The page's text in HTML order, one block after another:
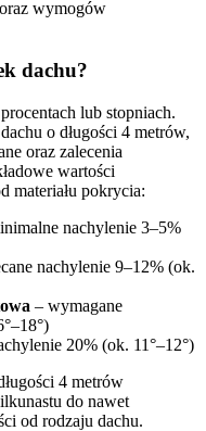
wymogów
dachu?
lub stopniach.
o długości 4 metrów,
oraz zalecenia
wartości
materiału pokrycia:
nachylenie 3–5%
nachylenie 9–12% (ok.
– wymagane
20% (ok. 11°–12°)
4 metrów
do nawet
od rodzaju dachu.